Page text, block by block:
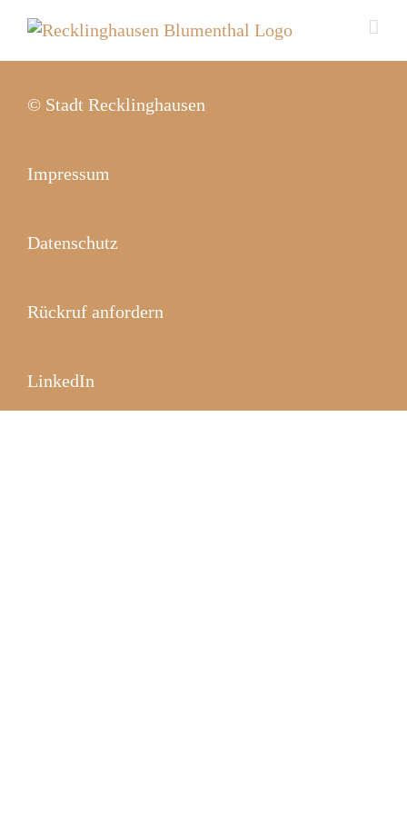
Inhalt
springen
© Stadt Recklinghausen
Impressum
Datenschutz
Rückruf anfordern
LinkedIn